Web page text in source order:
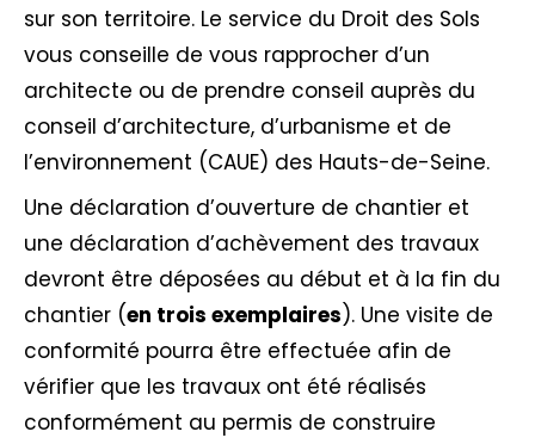
sur son territoire. Le service du Droit des Sols
vous conseille de vous rapprocher d’un
architecte ou de prendre conseil auprès du
conseil d’architecture, d’urbanisme et de
l’environnement (CAUE) des Hauts-de-Seine.
Une déclaration d’ouverture de chantier et
une déclaration d’achèvement des travaux
devront être déposées au début et à la fin du
chantier (en trois exemplaires). Une visite de
conformité pourra être effectuée afin de
vérifier que les travaux ont été réalisés
conformément au permis de construire